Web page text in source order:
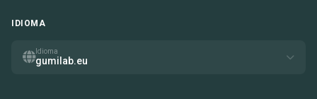
IDIOMA
Idioma
gumilab.eu